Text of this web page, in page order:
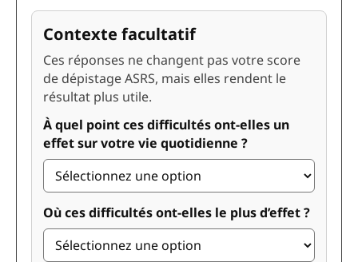
Contexte facultatif
Ces réponses ne changent pas votre score
de dépistage ASRS, mais elles rendent le
résultat plus utile.
À quel point ces difficultés ont-elles un
effet sur votre vie quotidienne ?
Où ces difficultés ont-elles le plus d’effet ?